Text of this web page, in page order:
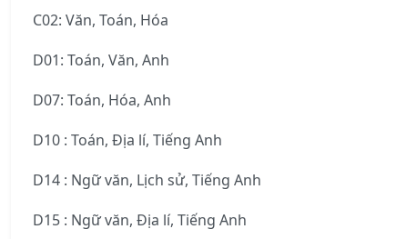
C02: Văn, Toán, Hóa
D01: Toán, Văn, Anh
D07: Toán, Hóa, Anh
D10 : Toán, Địa lí, Tiếng Anh
D14 : Ngữ văn, Lịch sử, Tiếng Anh
D15 : Ngữ văn, Địa lí, Tiếng Anh